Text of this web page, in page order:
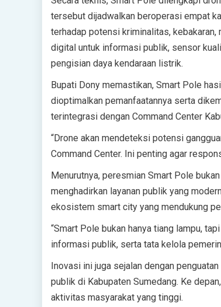
tersebut dijadwalkan beroperasi empat
terhadap potensi kriminalitas, kebakaran,
digital untuk informasi publik, sensor
pengisian daya kendaraan listrik.
Bupati Dony memastikan, Smart Pole
dioptimalkan pemanfaatannya serta
terintegrasi dengan Command Center
“Drone akan mendeteksi potensi
Command Center. Ini penting agar
Menurutnya, peresmian Smart Pole
menghadirkan layanan publik yang
ekosistem smart city yang mendukung
“Smart Pole bukan hanya tiang lampu,
informasi publik, serta tata kelola
Inovasi ini juga sejalan dengan
publik di Kabupaten Sumedang. Ke
aktivitas masyarakat yang tinggi.